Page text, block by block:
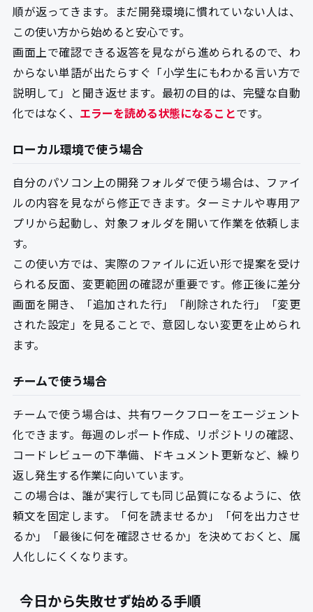
順が返ってきます。まだ開発環境に慣れていない人は、
この使い方から始めると安心です。
画面上で確認できる返答を見ながら進められるので、わ
からない単語が出たらすぐ「小学生にもわかる言い方で
説明して」と聞き返せます。最初の目的は、完璧な自動
化ではなく、 エラーを読める状態になることです。
ローカル環境で使う場合
自分のパソコン上の開発フォルダで使う場合は、ファイ
ルの内容を見ながら修正できます。ターミナルや専用ア
プリから起動し、対象フォルダを開いて作業を依頼しま
す。
この使い方では、実際のファイルに近い形で提案を受け
られる反面、変更範囲の確認が重要です。修正後に差分
画面を開き、「追加された行」「削除された行」「変更
された設定」を見ることで、意図しない変更を止められ
ます。
チームで使う場合
チームで使う場合は、共有ワークフローをエージェント
化できます。毎週のレポート作成、リポジトリの確認、
コードレビューの下準備、ドキュメント更新など、繰り
返し発生する作業に向いています。
この場合は、誰が実行しても同じ品質になるように、依
頼文を固定します。「何を読ませるか」「何を出力させ
るか」「最後に何を確認させるか」を決めておくと、属
人化しにくくなります。
今日から失敗せず始める手順